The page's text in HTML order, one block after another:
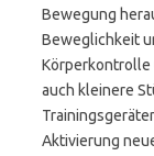
Bewegung
Beweglichkeit
Körperkontrolle
auch kleinere
Aktivierung